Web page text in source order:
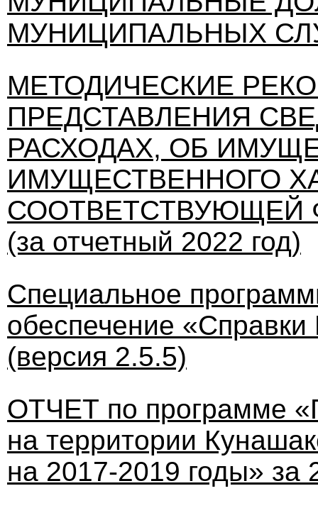
МУНИЦИПАЛЬНЫХ
МЕТОДИЧЕСКИЕ
ПРЕДСТАВЛЕНИЯ
РАСХОДАХ, ОБ
ИМУЩЕСТВЕННОГО
СООТВЕТСТВУЮЩЕЙ
(за отчетный 2022 год)
Специальное
обеспечение «Справки
(версия 2.5.5)
ОТЧЕТ по программе
на территории
на 2017-2019 годы» за